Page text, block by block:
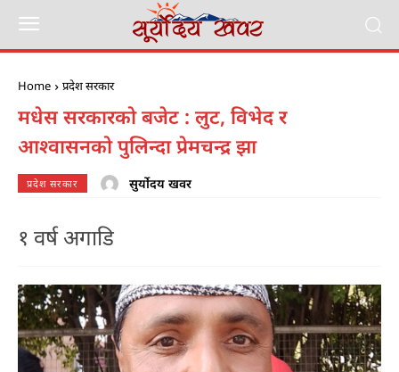
Home प्रदेश सरकार
मधेस सरकारको बजेट : लुट, विभेद र
आश्वासनको पुलिन्दा प्रेमचन्द्र झा
प्रदेश सरकार सुर्योदय खवर
१ वर्ष अगाडि